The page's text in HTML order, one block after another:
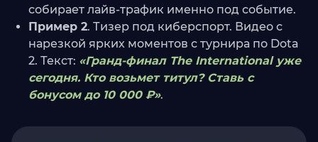
собирает лайв-трафик именно под событие.
Пример 2. Тизер под киберспорт. Видео с
нарезкой ярких моментов с турнира по Dota
2. Текст: «Гранд-финал The International уже
сегодня. Кто возьмет титул? Ставь с
бонусом до 10 000 ₽».